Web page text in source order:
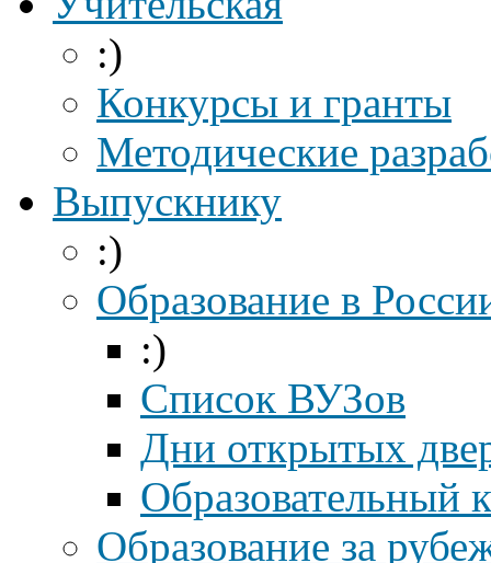
:)
Конкурсы и гранты
Методические
Выпускнику
:)
Образование в
:)
Список ВУЗов
Дни открытых
Образовательный
Образование за